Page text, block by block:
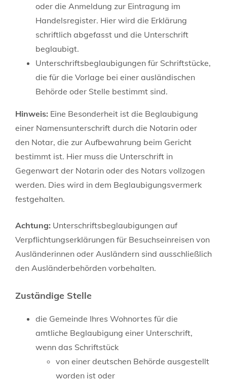
oder die Anmeldung zur Eintragung im
Handelsregister. Hier wird die Erklärung
schriftlich abgefasst und die Unterschrift
beglaubigt.
Unterschriftsbeglaubigungen für Schriftstücke,
die für die Vorlage bei einer ausländischen
Behörde oder Stelle bestimmt sind.
Hinweis: Eine Besonderheit ist die Beglaubigung
einer Namensunterschrift durch die Notarin oder
den Notar, die zur Aufbewahrung beim Gericht
bestimmt ist. Hier muss die Unterschrift in
Gegenwart der Notarin oder des Notars vollzogen
werden. Dies wird in dem Beglaubigungsvermerk
festgehalten.
Achtung: Unterschriftsbeglaubigungen auf
Verpflichtungserklärungen für Besuchseinreisen von
Ausländerinnen oder Ausländern sind ausschließlich
den Ausländerbehörden vorbehalten.
Zuständige Stelle
die Gemeinde Ihres Wohnortes für die
amtliche Beglaubigung einer Unterschrift,
wenn das Schriftstück
von einer deutschen Behörde ausgestellt
worden ist oder